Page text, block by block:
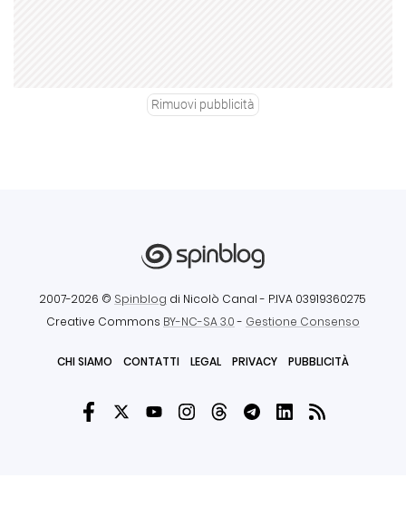
Rimuovi pubblicità
2007-2026 © Spinblog di Nicolò Canal - P.IVA 03919360275
Creative Commons BY-NC-SA 3.0- Gestione Consenso
CHI SIAMO CONTATTI LEGAL PRIVACY PUBBLICITÀ